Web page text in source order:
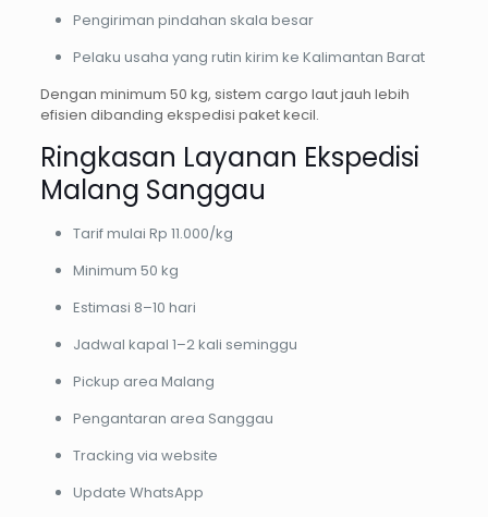
Pengiriman pindahan skala besar
Pelaku usaha yang rutin kirim ke Kalimantan Barat
Dengan minimum 50 kg, sistem cargo laut jauh lebih
efisien dibanding ekspedisi paket kecil.
Ringkasan Layanan Ekspedisi
Malang Sanggau
Tarif mulai Rp 11.000/kg
Minimum 50 kg
Estimasi 8–10 hari
Jadwal kapal 1–2 kali seminggu
Pickup area Malang
Pengantaran area Sanggau
Tracking via website
Update WhatsApp